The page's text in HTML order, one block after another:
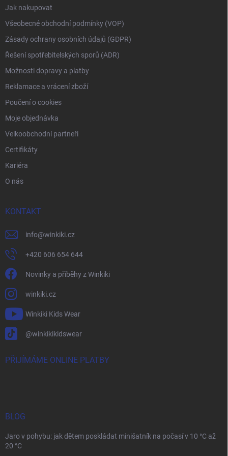
Jak nakupovat
Všeobecné obchodní podmínky (VOP)
Zásady ochrany osobních údajů (GDPR)
Řešení spotřebitelských sporů (ADR)
Možnosti dopravy a platby
Reklamace a vrácení zboží
Poučení o cookies
Moje objednávka
Velkoobchodní partneři
Certifikáty
Kariéra
O nás
KONTAKT
info@winkiki.cz
+420 606 654 644
Novinky a příběhy z Winkiki
winkiki.cz
Winkiki Kids Wear
@winkikikidswear
PŘIJÍMÁME ONLINE PLATBY
BLOG
Jaro v pohybu: jak dětem poskládat minišatník na počasí v 10 °C až
20 °C